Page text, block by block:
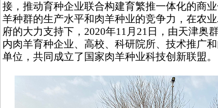
接，推动育种企业联合构建育繁推一体化的商
羊种群的生产水平和肉羊种业的竞争力，在农
府的大力支持下，2020年11月21日，由天津奥
内肉羊育种企业、高校、科研院所、技术推广
单位，共同成立了国家肉羊种业科技创新联盟。